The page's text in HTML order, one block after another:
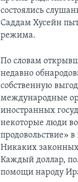
состоялись
Саддам Хусейн
режима.
По словам
недавно
собственную
международные
иностранных
некоторые люди
продовольствие»
Никаких законных
Каждый доллар,
помощи народу